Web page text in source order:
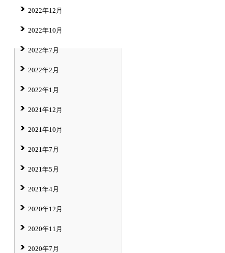
2022年12月
2022年10月
2022年7月
2022年2月
2022年1月
2021年12月
2021年10月
2021年7月
2021年5月
2021年4月
2020年12月
2020年11月
2020年7月